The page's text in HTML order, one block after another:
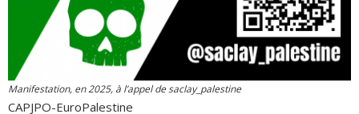
Manifestation, en 2025, à l’appel de saclay_palestine
CAPJPO-EuroPalestine